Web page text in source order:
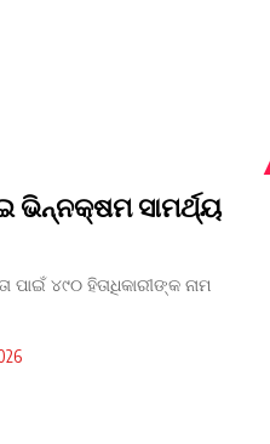
ସାମର୍ଥ୍ୟ
୪୯୦ ହିତାଧିକାରୀଙ୍କ ନାମ